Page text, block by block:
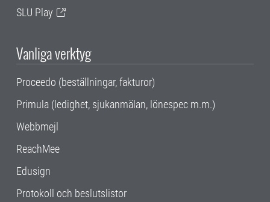
SLU Play
Vanliga verktyg
Proceedo (beställningar, fakturor)
Primula (ledighet, sjukanmälan, lönespec m.m.)
Webbmejl
ReachMee
Edusign
Protokoll och beslutslistor